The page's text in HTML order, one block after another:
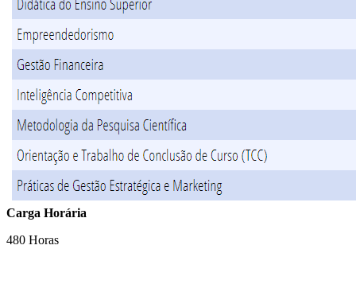
Carga Horária
480 Horas